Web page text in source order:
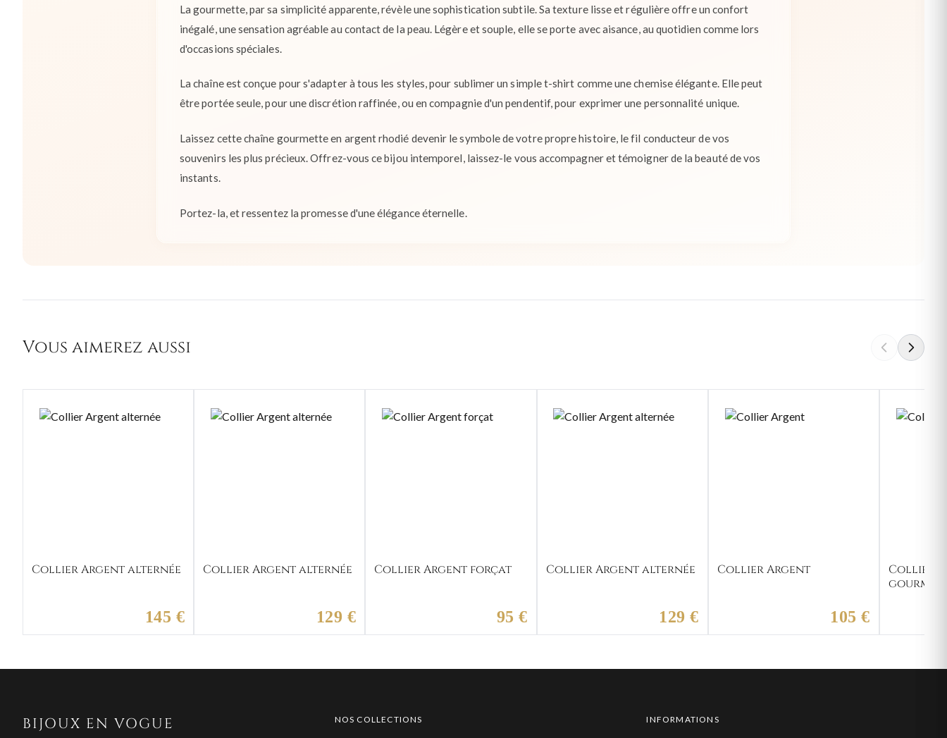
La gourmette, par sa simplicité apparente, révèle une sophistication subtile. Sa texture lisse et régulière offre un confort
inégalé, une sensation agréable au contact de la peau. Légère et souple, elle se porte avec aisance, au quotidien comme lors
d'occasions spéciales.
La chaîne est conçue pour s'adapter à tous les styles, pour sublimer un simple t-shirt comme une chemise élégante. Elle peut
être portée seule, pour une discrétion raffinée, ou en compagnie d'un pendentif, pour exprimer une personnalité unique.
Laissez cette chaîne gourmette en argent rhodié devenir le symbole de votre propre histoire, le fil conducteur de vos
souvenirs les plus précieux. Offrez-vous ce bijou intemporel, laissez-le vous accompagner et témoigner de la beauté de vos
instants.
Portez-la, et ressentez la promesse d'une élégance éternelle.
Vous aimerez aussi
Collier Argent alternée
145 €
Collier Argent alternée
129 €
Collier Argent forçat
95 €
Collier Argent alternée
129 €
Collier Argent
105 €
Collier
BIJOUX EN VOGUE NOS COLLECTIONS INFORMATIONS